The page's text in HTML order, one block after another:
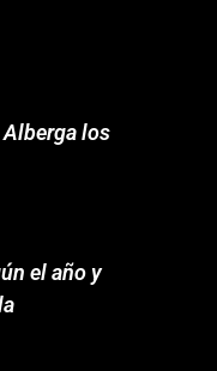
Alberga los
el año y